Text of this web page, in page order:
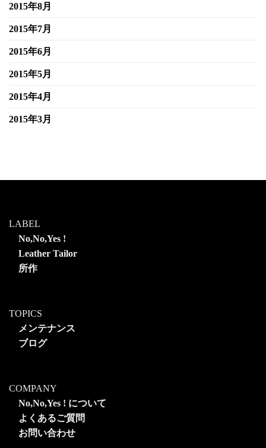
2015年8月
2015年7月
2015年6月
2015年5月
2015年4月
2015年3月
LABEL
No,No,Yes !
Leather Tailor
所作
TOPICS
メンテナンス
ブログ
COMPANY
No,No,Yes ! について
よくあるご質問
お問い合わせ